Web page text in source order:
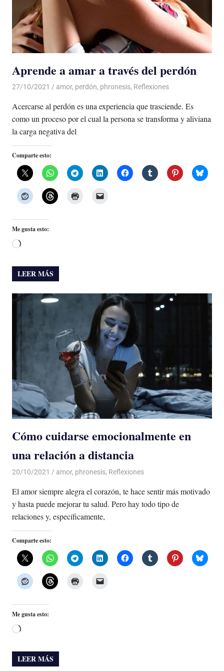
Aprende a amar a través del perdón
27/10/2021 De todo un Poco
amor, perdón, phronesis, Reflexiones
Acercarse al perdón es una experiencia que trasciende. Es
como un proceso por el cual la persona se transforma y aliviana
la carga negativa del
Comparte esto:
Me gusta esto:
Cargando...
LEER MÁS
Cómo cuidarse emocionalmente en
una relación a distancia
20/10/2021 De todo un Poco
amor, phronesis, Reflexiones
El amor siempre alegra el corazón, te hace sentir más motivado
y hasta puede mejorar tu salud. Pero hay todo tipo de
relaciones y, específicamente,
Comparte esto:
Me gusta esto:
Cargando...
LEER MÁS